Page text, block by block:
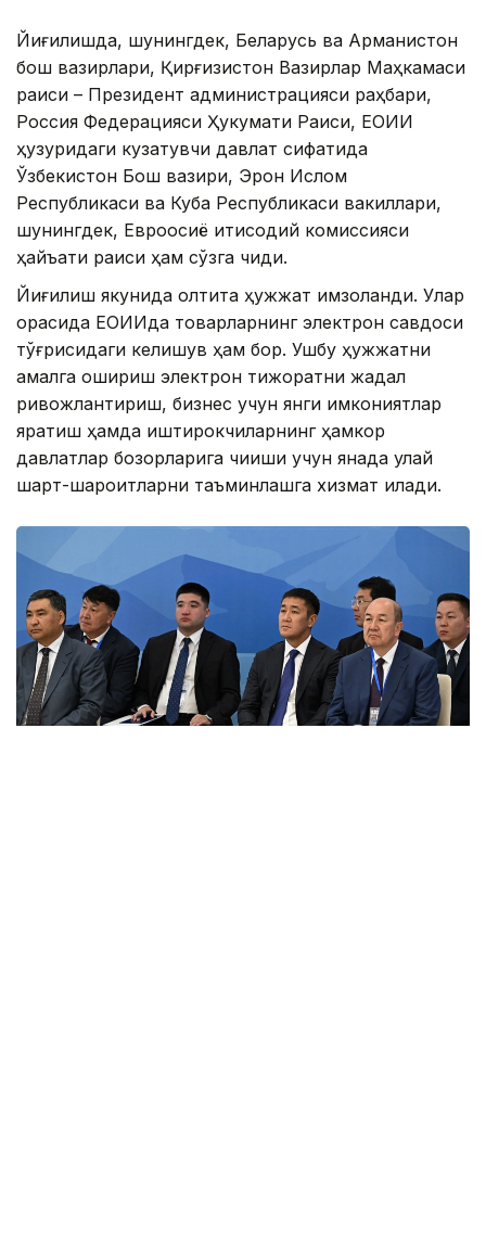
Йиғилишда, шунингдек, Беларусь ва Арманистон
бош вазирлари, Қирғизистон Вазирлар Маҳкамаси
раиси – Президент администрацияси раҳбари,
Россия Федерацияси Ҳукумати Раиси, ЕОИИ
ҳузуридаги кузатувчи давлат сифатида
Ўзбекистон Бош вазири, Эрон Ислом
Республикаси ва Куба Республикаси вакиллари,
шунингдек, Евроосиё иқтисодий комиссияси
ҳайъати раиси ҳам сўзга чиқди.
Йиғилиш якунида олтита ҳужжат имзоланди. Улар
орасида ЕОИИда товарларнинг электрон савдоси
тўғрисидаги келишув ҳам бор. Ушбу ҳужжатни
амалга ошириш электрон тижоратни жадал
ривожлантириш, бизнес учун янги имкониятлар
яратиш ҳамда иштирокчиларнинг ҳамкор
давлатлар бозорларига чиқиши учун янада қулай
шарт-шароитларни таъминлашга хизмат қилади.